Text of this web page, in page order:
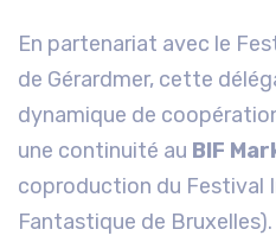
En partenariat avec le
de Gérardmer, cette
dynamique de
une continuité au BIF
coproduction du Festival
Fantastique de Bruxelles).